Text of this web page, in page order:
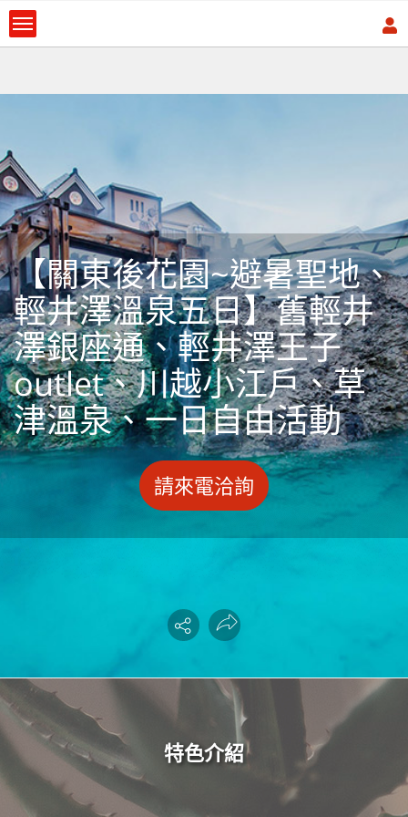
【關東後花園~避暑聖地、
輕井澤溫泉五日】舊輕井
澤銀座通、輕井澤王子
outlet、川越小江戶、草
津溫泉、一日自由活動
請來電洽詢
特色介紹